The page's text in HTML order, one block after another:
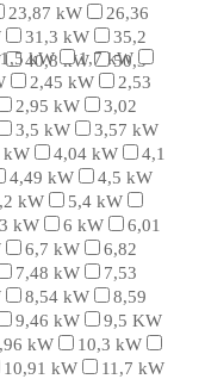
23,87 kW
26,36
31,3 kW
35,2
40,8 kW
50,3
1,5 kW
1,7 kW
2,45 kW
2,53
2,95 kW
3,02
3,5 kW
3,57 kW
kW 4,04 kW
4,1
4,49 kW
4,5 kW
kW
5,4 kW
kW 6 kW
6,01
6,7 kW
6,82
7,48 kW
7,53
8,54 kW
8,59
9,46 kW
9,5 KW
kW
10,3 kW
10,91 kW
11,7 kW